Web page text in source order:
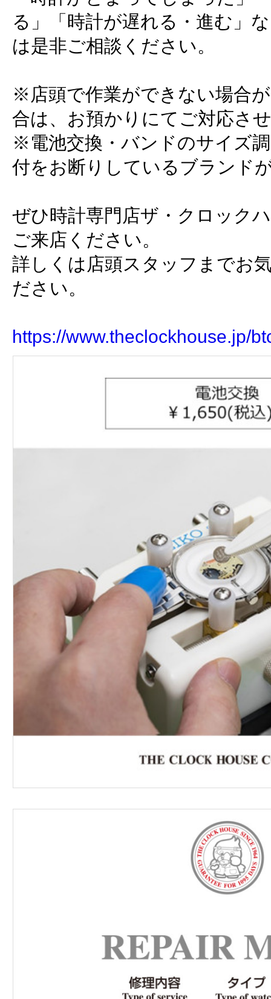
る」「時計が遅れる・進む」
は是非ご相談ください。
※店頭で作業ができない場合
合は、お預かりにてご対応さ
※電池交換・バンドのサイズ
付をお断りしているブランド
ぜひ時計専門店ザ・クロック
ご来店ください。
詳しくは店頭スタッフまでお
ださい。
https://www.theclockhouse.jp/